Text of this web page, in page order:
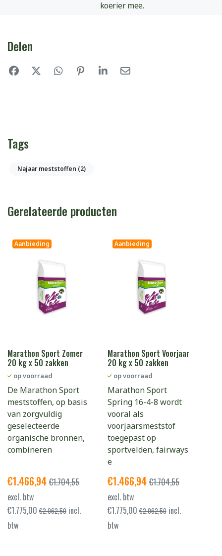
koerier mee.
Delen
Tags
Najaar meststoffen (2)
Gerelateerde producten
Aanbieding
Marathon Sport Zomer
20 kg x 50 zakken
op voorraad
De Marathon Sport
meststoffen, op basis
van zorgvuldig
geselecteerde
organische bronnen,
combineren
€1.466,94 €1.704,55
excl. btw
€1.775,00 €2.062,50 incl.
btw
Aanbieding
Marathon Sport Voorjaar
20 kg x 50 zakken
op voorraad
Marathon Sport
Spring 16-4-8 wordt
vooral als
voorjaarsmeststof
toegepast op
sportvelden, fairways
e
€1.466,94€1.704,55
excl. btw
€1.775,00€2.062,50 incl.
btw